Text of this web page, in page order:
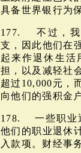
具备世界银行为
177. 不过，我
支，因此他们在
起来作退休生活
担，以及减轻社
超过10,000元，
向他们的强积金
178. 一些职业
他们的职业退休
入款项。财经事